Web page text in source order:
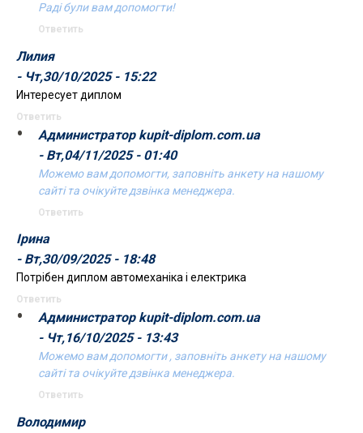
Раді були вам допомогти!
Ответить
Лилия
- Чт,30/10/2025 - 15:22
Интересует диплом
Ответить
Администратор kupit-diplom.com.ua
- Вт,04/11/2025 - 01:40
Можемо вам допомогти, заповніть анкету на нашому
сайті та очікуйте дзвінка менеджера.
Ответить
Ірина
- Вт,30/09/2025 - 18:48
Потрібен диплом автомеханіка і електрика
Ответить
Администратор kupit-diplom.com.ua
- Чт,16/10/2025 - 13:43
Можемо вам допомогти , заповніть анкету на нашому
сайті та очікуйте дзвінка менеджера.
Ответить
Володимир